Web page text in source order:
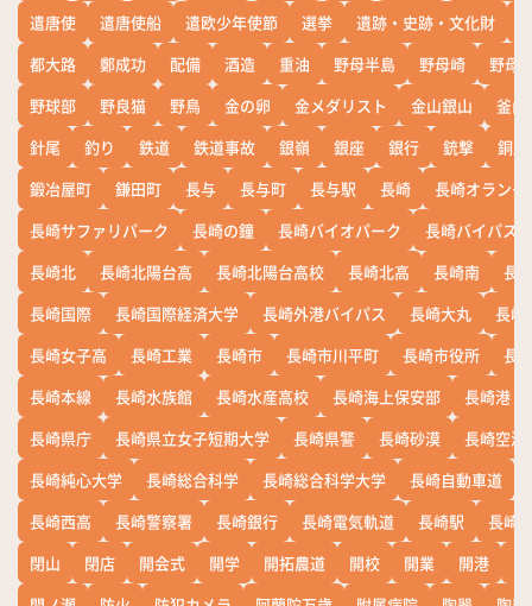
遣唐使
遣唐使船 遣欧少年使節 選挙 遺跡・史跡・文化財
都大路
鄭成功 配備 酒造 重油 野母半島 野母崎
野母
野球部
野良猫 野鳥 金の卵 金メダリスト 金山銀山
釜山
針尾
釣り 鉄道 鉄道事故 銀嶺 銀座 銀行 銃撃
銅座
鍛冶屋町
鎌田町 長与 長与町 長与駅 長崎
長崎オランダ
長崎サファリパーク
長崎の鐘 長崎バイオパーク
長崎バイパス
長崎北
長崎北陽台高 長崎北陽台高校 長崎北高 長崎南
長
長崎国際
長崎国際経済大学 長崎外港バイパス 長崎大丸
長崎
長崎女子高
長崎工業 長崎市 長崎市川平町 長崎市役所
長
長崎本線
長崎水族館 長崎水産高校 長崎海上保安部
長崎港
長崎県庁
長崎県立女子短期大学 長崎県警 長崎砂漠
長崎空港
長崎純心大学
長崎総合科学 長崎総合科学大学 長崎自動車道
長崎西高
長崎警察署 長崎銀行 長崎電気軌道 長崎駅
長崎
閉山
閉店 開会式 開学 開拓農道 開校 開業 開港